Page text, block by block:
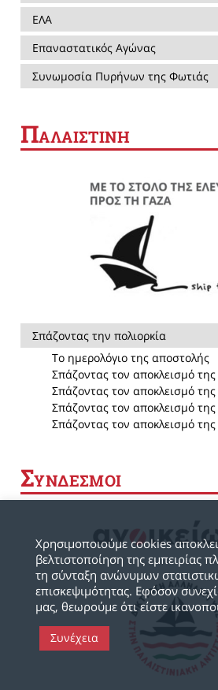
ΕΛΑ
Επαναστατικός Αγώνας
Συνωμοσία Πυρήνων της Φωτιάς
ΠΑΛΑΙΣΤΙΝΗ
Σπάζοντας την πολιορκία
Το ημερολόγιο της αποστολής
Σπάζοντας τον αποκλεισμό
Σπάζοντας τον αποκλεισμό
Σπάζοντας τον αποκλεισμό
Σπάζοντας τον αποκλεισμό
ΣΥΝΔΕΣΜΟΙ
Χρησιμοποιούμε cookies
βελτιστοποίηση της εμπειρίας
τη σύνταξη ανώνυμων
επισκεψιμότητας. Εφόσον
μας, θεωρούμε ότι είστε
Συνέχεια